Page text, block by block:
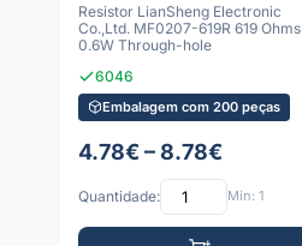
Resistor LianSheng Electronic
Co.,Ltd. MF0207-619R 619 Ohms
0.6W Through-hole
6046
Embalagem com 200 peças
4.78€ – 8.78€
Quantidade: Mín: 1